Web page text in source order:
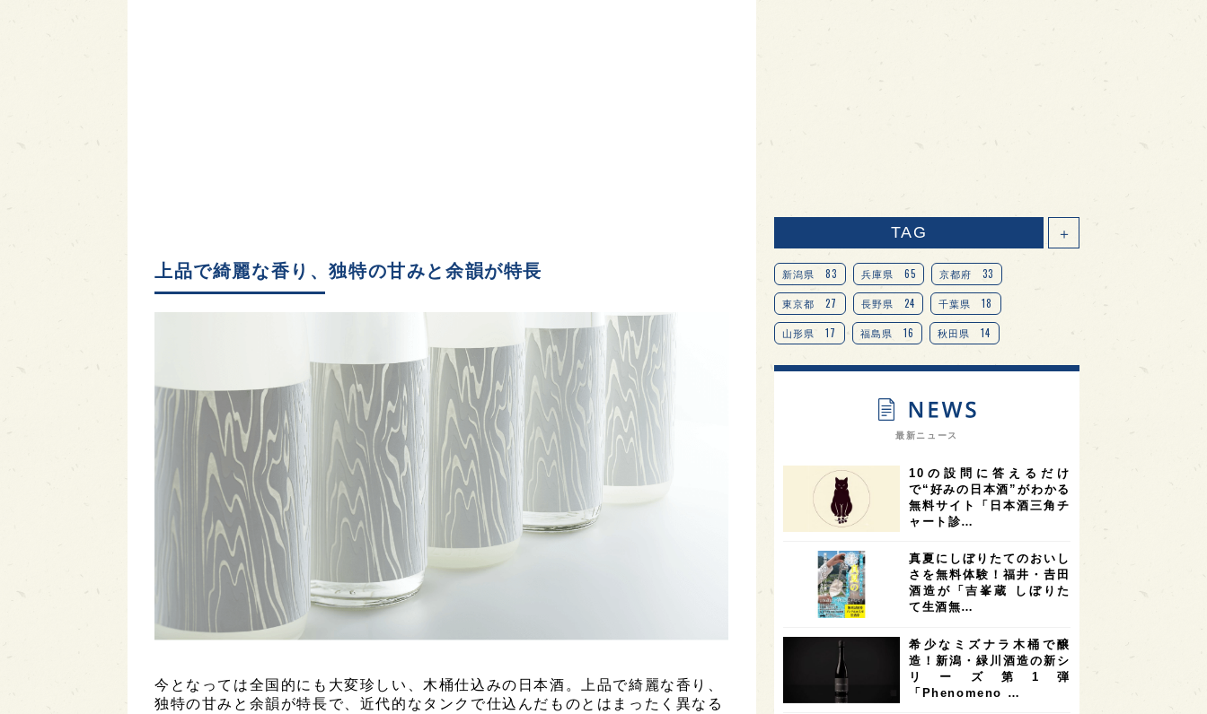
上品で綺麗な香り、独特の甘みと余韻が特長
今となっては全国的にも大変珍しい、木桶仕込みの日本酒。上品で綺麗な香り、
独特の甘みと余韻が特長で、近代的なタンクで仕込んだものとはまったく異なる
TAG ＋
新潟県 83 兵庫県 65 京都府 33
東京都 27 長野県 24 千葉県 18
山形県 17 福島県 16 秋田県 14
愛知県 14 宮城県 14 岐阜県 13
オピニオンリーダーの視点 9
奈良県 滋賀県 7 和歌山県 6
富山県 6 フランス 6 高知県 5 島根県 5
4 アメリカ 4 神奈川県 4
4 三重県 大阪府 3
オーストラリア 台湾 2 アジア 2
SAKEの時代を生きる 静岡県 1 長崎県
最新ニュース
10の設問に答えるだけ
で“好みの日本酒”がわかる
無料サイト「日本酒三角チ
ャート診…
真夏にしぼりたてのおいし
さを無料体験！福井・𠮷田
酒造が「吉峯蔵 しぼりた
て生酒無…
希少なミズナラ木桶で醸
造！新潟・緑川酒造の新シ
リーズ第1弾
「Phenomeno …